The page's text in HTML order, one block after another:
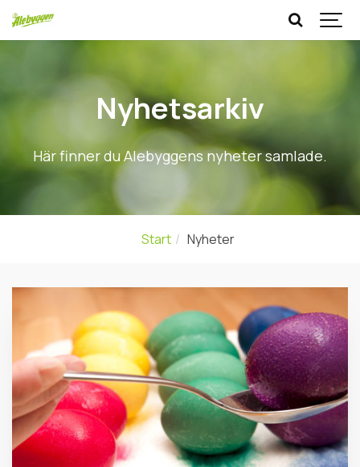
Nyhetsarkiv
Här finner du Alebyggens nyheter samlade.
Start Nyheter